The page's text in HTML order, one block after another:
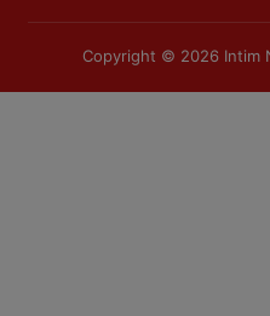
Copyright © 2026 Intim